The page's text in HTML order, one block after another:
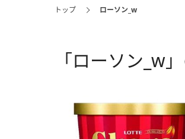
トップ ローソン_w
「ローソン_w